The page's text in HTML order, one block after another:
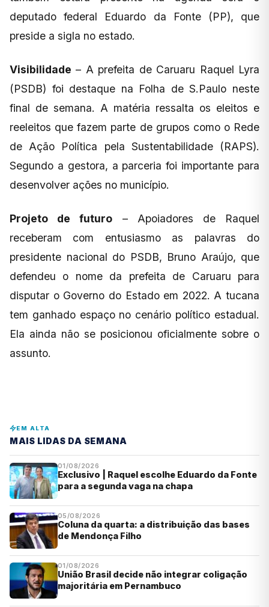
deputado federal Eduardo da Fonte (PP), que
preside a sigla no estado.
Visibilidade – A prefeita de Caruaru Raquel Lyra
(PSDB) foi destaque na Folha de S.Paulo neste
final de semana. A matéria ressalta os eleitos e
reeleitos que fazem parte de grupos como o Rede
de Ação Política pela Sustentabilidade (RAPS).
Segundo a gestora, a parceria foi importante para
desenvolver ações no município.
Projeto de futuro – Apoiadores de Raquel
receberam com entusiasmo as palavras do
presidente nacional do PSDB, Bruno Araújo, que
defendeu o nome da prefeita de Caruaru para
disputar o Governo do Estado em 2022. A tucana
tem ganhado espaço no cenário político estadual.
Ela ainda não se posicionou oficialmente sobre o
assunto.
EM ALTA
MAIS LIDAS DA SEMANA
01/08/2026
Exclusivo | Raquel escolhe Eduardo da Fonte
para a segunda vaga na chapa
05/08/2026
Coluna da quarta: a distribuição das bases
de Mendonça Filho
01/08/2026
União Brasil decide não integrar coligação
majoritária em Pernambuco